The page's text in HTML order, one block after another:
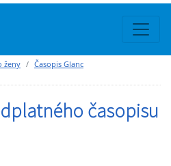
ženy
Časopis Glanc
časopisu